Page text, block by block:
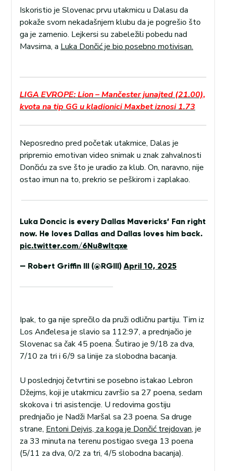
Iskoristio je Slovenac prvu utakmicu u Dalasu da
pokaže svom nekadašnjem klubu da je pogrešio što
ga je zamenio. Lejkersi su zabeležili pobedu nad
Mavsima, a Luka Dončić je bio posebno motivisan.
LIGA EVROPE: Lion – Mančester junajted (21.00),
kvota na tip GG u kladionici Maxbet iznosi 1.73
Neposredno pred početak utakmice, Dalas je
pripremio emotivan video snimak u znak zahvalnosti
Dončiću za sve što je uradio za klub. On, naravno, nije
ostao imun na to, prekrio se peškirom i zaplakao.
Luka Doncic is every Dallas Mavericks’ Fan right
now. He loves Dallas and Dallas loves him back.
pic.twitter.com/6Nu8wItqxe
— Robert Griffin III (@RGIII) April 10, 2025
Ipak, to ga nije sprečilo da pruži odličnu partiju. Tim iz
Los Anđelesa je slavio sa 112:97, a prednjačio je
Slovenac sa čak 45 poena. Šutirao je 9/18 za dva,
7/10 za tri i 6/9 sa linije za slobodna bacanja.
U poslednjoj četvrtini se posebno istakao Lebron
Džejms, koji je utakmicu završio sa 27 poena, sedam
skokova i tri asistencije. U redovima gostiju
prednjačio je Nadži Maršal sa 23 poena. Sa druge
strane, Entoni Dejvis, za koga je Dončić trejdovan, je
za 33 minuta na terenu postigao svega 13 poena
(5/11 za dva, 0/2 za tri, 4/5 slobodna bacanja).